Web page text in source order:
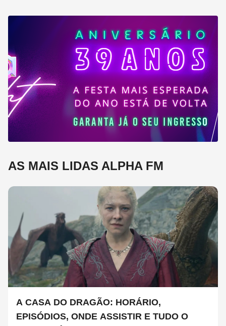
AS MAIS LIDAS ALPHA FM
A CASA DO DRAGÃO: HORÁRIO,
EPISÓDIOS, ONDE ASSISTIR E TUDO O